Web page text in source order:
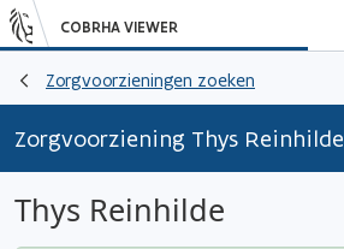
COBRHA VIEWER
Zorgvoorzieningen zoeken
Zorgvoorziening Thys Reinhilde
Thys Reinhilde